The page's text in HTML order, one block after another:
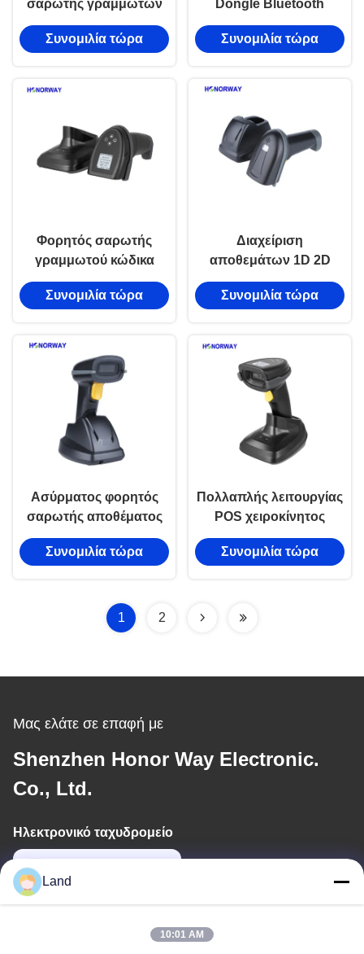
σαρωτής γραμμωτών
κωδίκων 1D 2D
Bluetooth με
Συνομιλία τώρα
Dongle Bluetooth
Barcode Scanner
Χειροκίνητο Για
Συνομιλία τώρα
Φορητός σαρωτής
γραμμωτού κώδικα
συμβατός με MES με
οθόνη 2 ιντσών
Συνομιλία τώρα
Διαχείριση
αποθεμάτων 1D 2D
Διαχειριζόμενος
αναγνώστης barcode
Συνομιλία τώρα
Ασύρματος φορητός
σαρωτής αποθέματος
433MHz Android
συμβατός 1D 2D QR
Συνομιλία τώρα
Πολλαπλής λειτουργίας
POS χειροκίνητος
σαρωτής barcode με
οθόνη οθόνης και
Συνομιλία τώρα
1 2
Μας ελάτε σε επαφή με
Shenzhen Honor Way Electronic.
Co., Ltd.
Ηλεκτρονικό ταχυδρομείο
Land
10:01 AM